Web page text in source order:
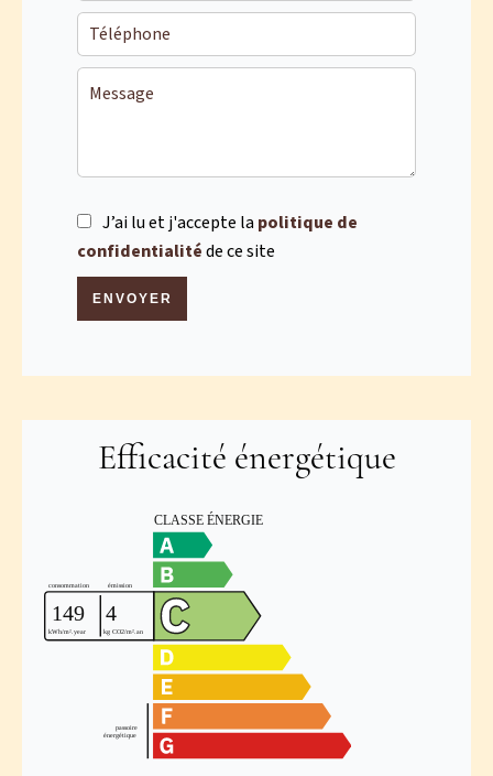
J’ai lu et j'accepte lapolitique de
confidentialitéde ce site
ENVOYER
Efficacité énergétique